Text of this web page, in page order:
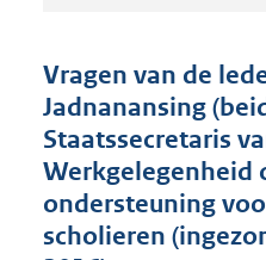
Vragen van de
Jadnanansing
Staatssecretaris
Werkgelegenheid
ondersteuning
scholieren